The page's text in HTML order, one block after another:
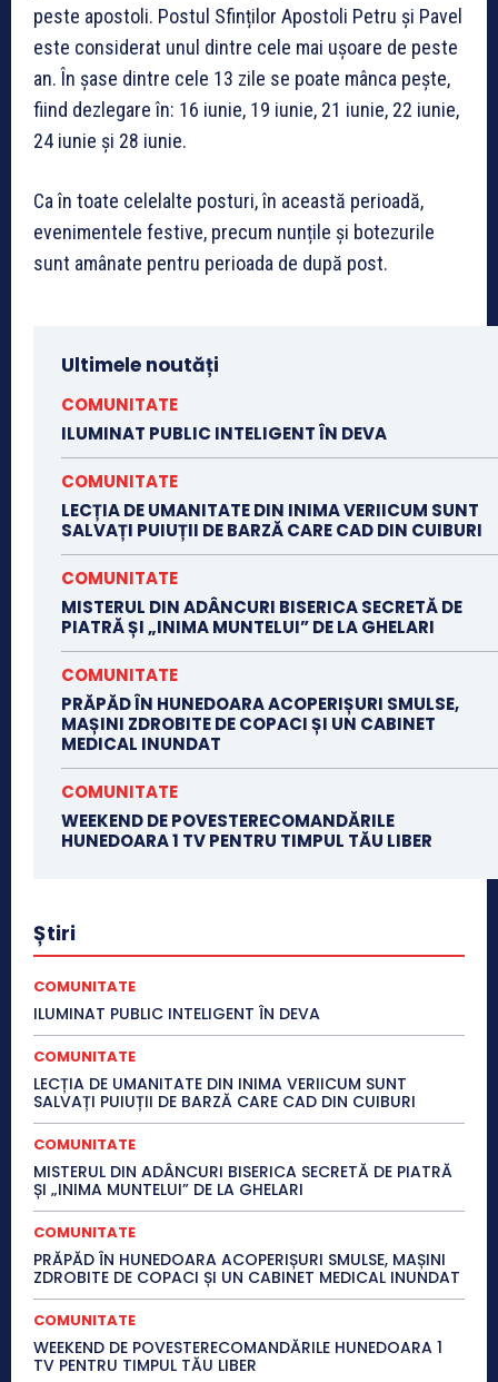
peste apostoli. Postul Sfinților Apostoli Petru și Pavel
este considerat unul dintre cele mai ușoare de peste
an. În șase dintre cele 13 zile se poate mânca pește,
fiind dezlegare în: 16 iunie, 19 iunie, 21 iunie, 22 iunie,
24 iunie și 28 iunie.
Ca în toate celelalte posturi, în această perioadă,
evenimentele festive, precum nunțile și botezurile
sunt amânate pentru perioada de după post.
Ultimele noutăți
COMUNITATE
ILUMINAT PUBLIC INTELIGENT ÎN DEVA
COMUNITATE
LECȚIA DE UMANITATE DIN INIMA VERIICUM SUNT
SALVAȚI PUIUȚII DE BARZĂ CARE CAD DIN CUIBURI
COMUNITATE
MISTERUL DIN ADÂNCURI BISERICA SECRETĂ DE
PIATRĂ ȘI „INIMA MUNTELUI” DE LA GHELARI
COMUNITATE
PRĂPĂD ÎN HUNEDOARA ACOPERIȘURI SMULSE,
MAȘINI ZDROBITE DE COPACI ȘI UN CABINET
MEDICAL INUNDAT
COMUNITATE
WEEKEND DE POVESTERECOMANDĂRILE
HUNEDOARA 1 TV PENTRU TIMPUL TĂU LIBER
Știri
COMUNITATE
ILUMINAT PUBLIC INTELIGENT ÎN DEVA
COMUNITATE
LECȚIA DE UMANITATE DIN INIMA VERIICUM SUNT
SALVAȚI PUIUȚII DE BARZĂ CARE CAD DIN CUIBURI
COMUNITATE
MISTERUL DIN ADÂNCURI BISERICA SECRETĂ DE PIATRĂ
ȘI „INIMA MUNTELUI” DE LA GHELARI
COMUNITATE
PRĂPĂD ÎN HUNEDOARA ACOPERIȘURI SMULSE, MAȘINI
ZDROBITE DE COPACI ȘI UN CABINET MEDICAL INUNDAT
COMUNITATE
WEEKEND DE POVESTERECOMANDĂRILE HUNEDOARA 1
TV PENTRU TIMPUL TĂU LIBER